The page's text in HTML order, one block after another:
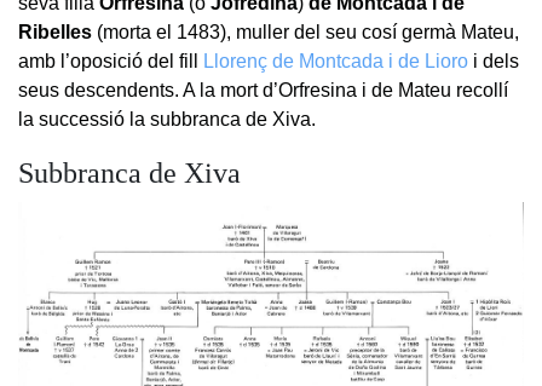
Ribelles (morta el 1483), muller del seu cosí germà Mateu,
amb l’oposició del fill
Llorenç de Montcada i de Lioro i dels
seus descendents. A la mort d’Orfresina i de Mateu recollí
la successió la subbranca de Xiva.
Subbranca de Xiva